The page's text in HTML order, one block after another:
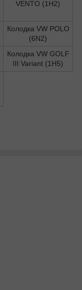
VENTO (1H2)
Колодка VW POLO
(6N2)
Колодка VW GOLF
III Variant (1H5)